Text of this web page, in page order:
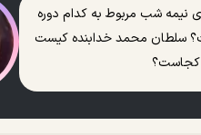
نیمه شب مربوط به کدام دوره
سلطان محمد خدابنده کیست
کجاست؟